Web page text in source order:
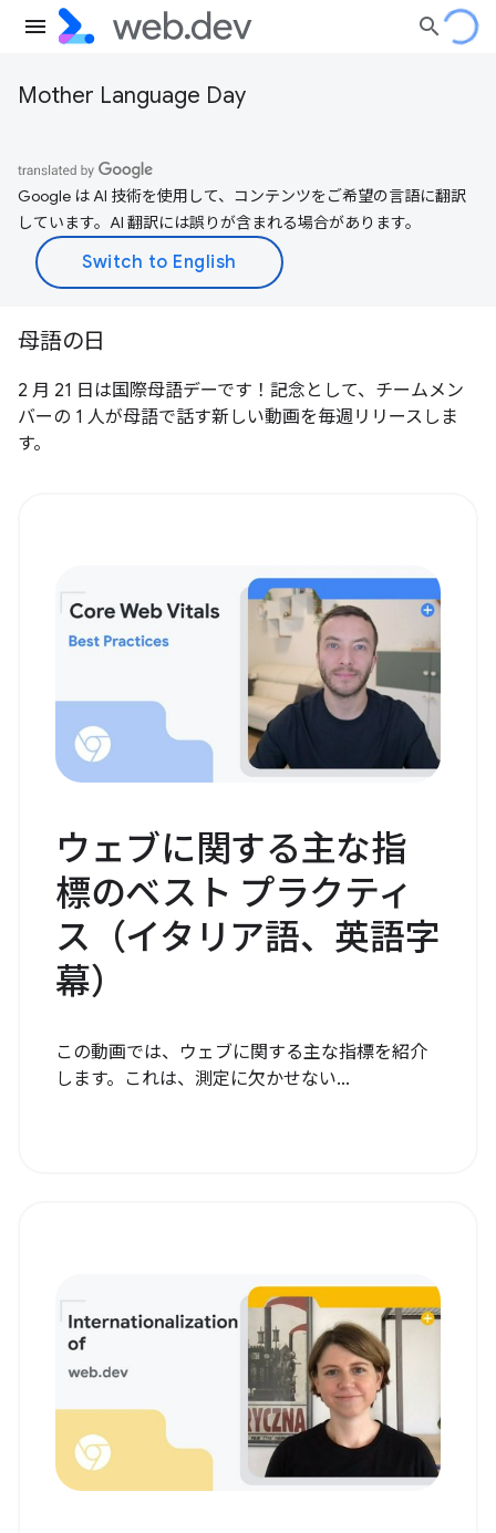
Mother Language Day
Google は AI 技術を使用して、コンテンツをご希望の言語に翻訳
しています。AI 翻訳には誤りが含まれる場合があります。
母語の日
2 月 21 日は国際母語デーです！記念として、チームメン
バーの 1 人が母語で話す新しい動画を毎週リリースしま
す。
ウェブに関する主な指
標のベスト プラクティ
ス（イタリア語、英語字
幕）
この動画では、ウェブに関する主な指標を紹介
します。これは、測定に欠かせない...